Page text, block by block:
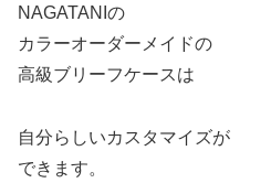
NAGATANIの
カラーオーダーメイドの
高級ブリーフケースは
自分らしいカスタマイズが
できます。